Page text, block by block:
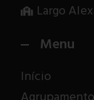
Largo
Menu
Início